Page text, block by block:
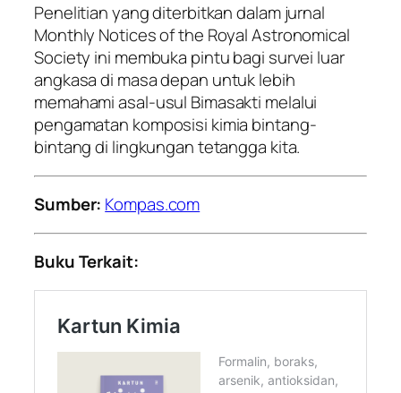
Penelitian yang diterbitkan dalam jurnal
Monthly Notices of the Royal Astronomical
Society ini membuka pintu bagi survei luar
angkasa di masa depan untuk lebih
memahami asal-usul Bimasakti melalui
pengamatan komposisi kimia bintang-
bintang di lingkungan tetangga kita.
Sumber: Kompas.com
Buku Terkait: